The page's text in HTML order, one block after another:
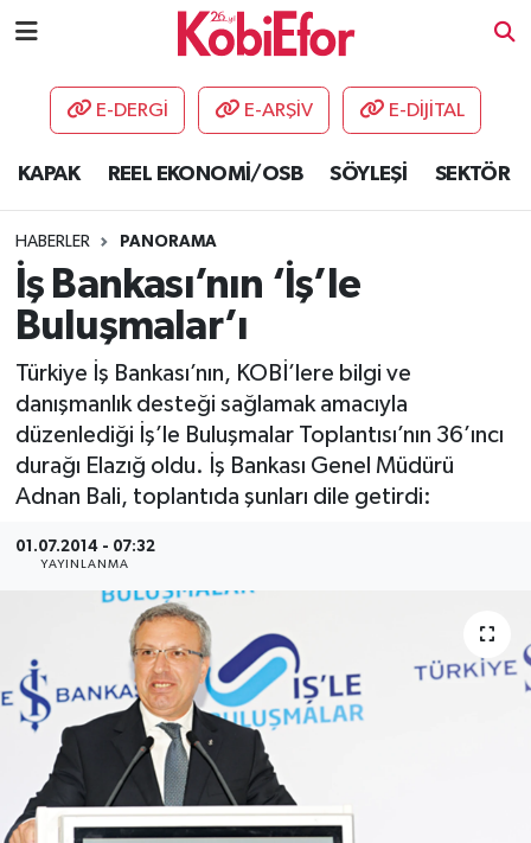
E-DERGİ E-ARŞİV E-DİJİTAL
KAPAK REEL EKONOMİ/OSB SÖYLEŞİ SEKTÖR
HABERLER PANORAMA
İş Bankası’nın ‘İş’le
Buluşmalar’ı
Türkiye İş Bankası’nın, KOBİ’lere bilgi ve
danışmanlık desteği sağlamak amacıyla
düzenlediği İş’le Buluşmalar Toplantısı’nın 36’ıncı
durağı Elazığ oldu. İş Bankası Genel Müdürü
Adnan Bali, toplantıda şunları dile getirdi:
01.07.2014 - 07:32
YAYINLANMA
AKADEMİ
DESTEK-TEŞVİK
ETKİNLİK
GÜNCEL
HABERLER
KAPAK
SEKTÖR
ŞİRKET PANO
SÖYLEŞİ
YAŞAM